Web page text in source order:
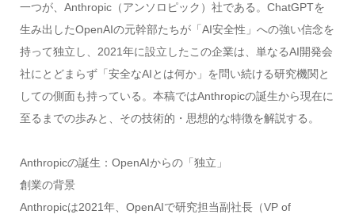
一つが、Anthropic（アンソロピック）社である。ChatGPTを
生み出したOpenAIの元幹部たちが「AI安全性」への強い信念を
持って独立し、2021年に設立したこの企業は、単なるAI開発会
社にとどまらず「安全なAIとは何か」を問い続ける研究機関と
しての側面も持っている。本稿ではAnthropicの誕生から現在に
至るまでの歩みと、その技術的・思想的な特徴を解説する。
Anthropicの誕生：OpenAIからの「独立」
創業の背景
Anthropicは2021年、OpenAIで研究担当副社長（VP of